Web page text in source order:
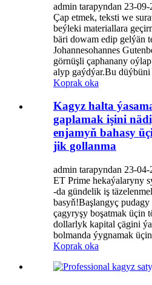
admin tarapyndan 23-09-
Çap etmek, teksti we
beýleki materiallara
bäri dowam edip gelýän
Johannesohannes
görnüşli çaphanany
alyp gaýdýar.Bu
Koprak oka
Kagyz halta
gaplamak işini
enjamyň bahasy
jik gollanma
admin tarapyndan 23-04-
ET Prime hekaýalaryny
-da gündelik iş
basyň!Başlangyç
çagyryşy boşatmak üçin
dollarlyk kapital çägini
bolmanda ýygnamak
Koprak oka